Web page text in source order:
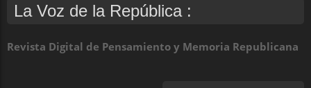
La Voz de la República :
Revista Digital de Pensamiento y Memoria Republicana